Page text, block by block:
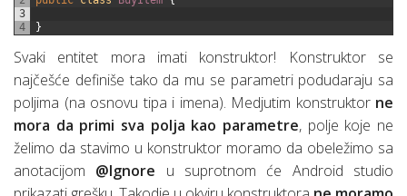
3
4
}
Svaki entitet mora imati konstruktor! Konstruktor se
najčešće definiše tako da mu se parametri podudaraju sa
poljima (na osnovu tipa i imena). Medjutim konstruktor ne
mora da primi sva polja kao parametre, polje koje ne
želimo da stavimo u konstruktor moramo da obeležimo sa
anotacijom @Ignore u suprotnom će Android studio